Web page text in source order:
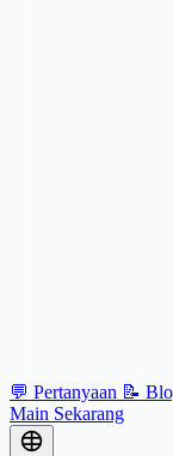
💬 Pertanyaan 📝
Main Sekarang